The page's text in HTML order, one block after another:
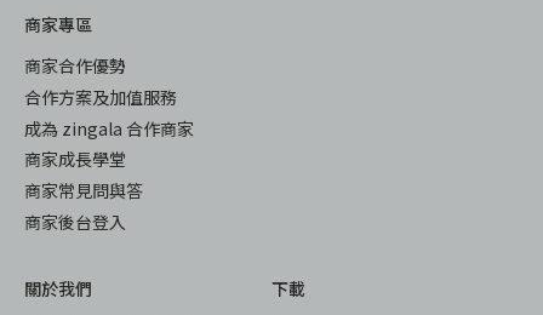
商家專區
商家合作優勢
合作方案及加值服務
成為 zingala 合作商家
商家成長學堂
商家常見問與答
商家後台登入
關於我們
下載